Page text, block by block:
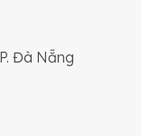
Đà Nẵng